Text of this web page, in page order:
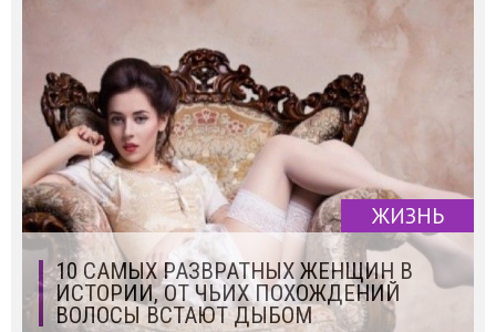
ЖИЗНЬ
10 САМЫХ РАЗВРАТНЫХ ЖЕНЩИН В
ИСТОРИИ, ОТ ЧЬИХ ПОХОЖДЕНИЙ
ВОЛОСЫ ВСТАЮТ ДЫБОМ